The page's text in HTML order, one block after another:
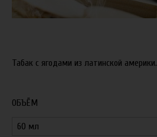
Табак с ягодами из латинской америки.
ОБЪЁМ